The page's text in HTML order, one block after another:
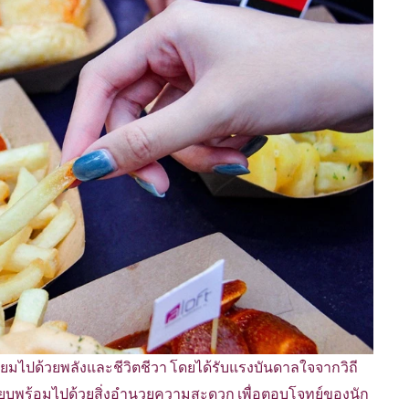
มไปด้วยพลังและชีวิตชีวา โดยได้รับแรงบันดาลใจจากวิถี
พร้อมไปด้วยสิ่งอำนวยความสะดวก เพื่อตอบโจทย์ของนัก